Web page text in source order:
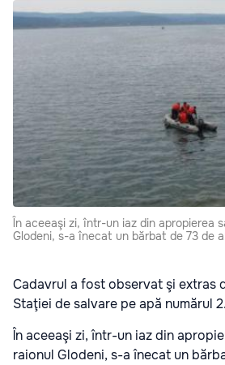
În aceeaşi zi, într-un iaz din apropierea
Glodeni, s-a înecat un bărbat de 73 de
Cadavrul a fost observat şi extras
Staţiei de salvare pe apă numărul 2.
În aceeaşi zi, într-un iaz din
raionul Glodeni, s-a înecat un